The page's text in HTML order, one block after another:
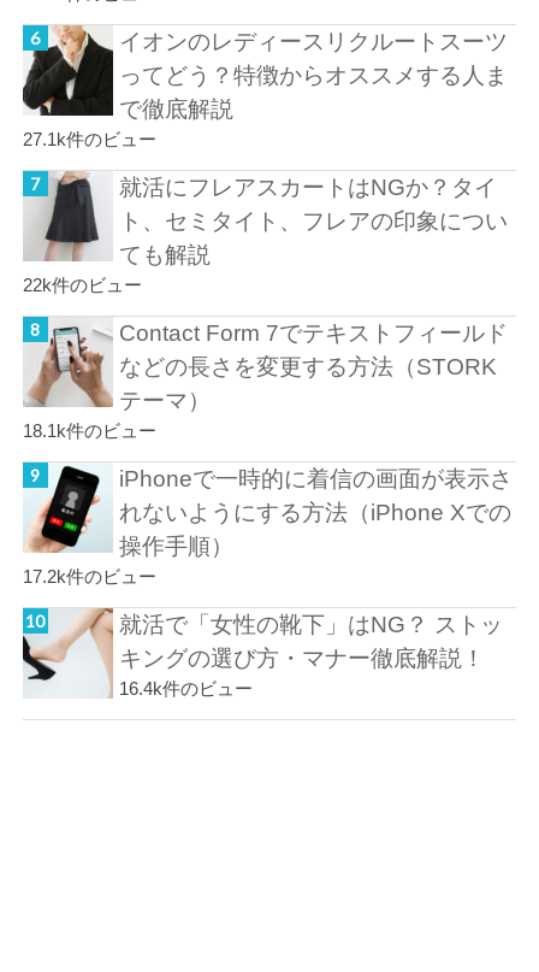
イオンのレディースリクルートスーツ
ってどう？特徴からオススメする人ま
で徹底解説
27.1k件のビュー
就活にフレアスカートはNGか？タイ
ト、セミタイト、フレアの印象につい
ても解説
22k件のビュー
Contact Form 7でテキストフィールド
などの長さを変更する方法（STORK
テーマ）
18.1k件のビュー
iPhoneで一時的に着信の画面が表示さ
れないようにする方法（iPhone Xでの
操作手順）
17.2k件のビュー
就活で「女性の靴下」はNG？ ストッ
キングの選び方・マナー徹底解説！
16.4k件のビュー